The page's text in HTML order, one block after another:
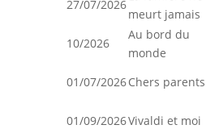
27/07/2026
meurt jamais
10/2026
Au bord du
monde
01/07/2026Chers parents
01/09/2026Vivaldi et moi